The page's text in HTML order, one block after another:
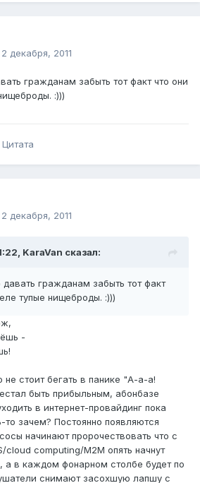
2 декабря, 2011
гражданам забыть тот факт что они
:)))
Цитата
2 декабря, 2011
KaraVan сказал:
гражданам забыть тот факт
тупые нищеброды. :)))
-
стоит бегать в панике "А-а-а!
быть прибыльным, абонбазе
в интернет-провайдинг пока
то зачем? Постоянно появляются
начинают пророчествовать что с
computing/M2M опять начнут
а в каждом фонарном столбе будет по
снимают засохшую лапшу с